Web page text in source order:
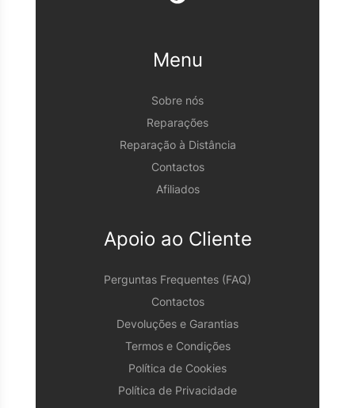
Menu
Sobre nós
Reparações
Reparação à Distância
Contactos
Afiliados
Apoio ao Cliente
Perguntas Frequentes (FAQ)
Contactos
Devoluções e Garantias
Termos e Condições
Política de Cookies
Política de Privacidade